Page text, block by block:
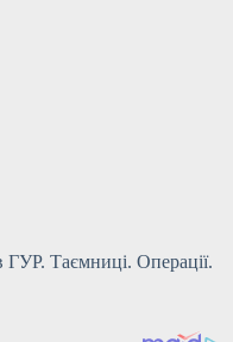
ГУР. Таємниці. Операції.